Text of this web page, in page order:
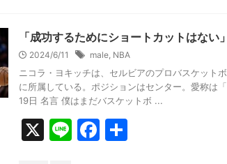
b
o
o
k
「成功するためにショートカットはない
2024/6/11 male, NBA
ニコラ・ヨキッチは、セルビアのプロバスケット
に所属している。ポジションはセンター。愛称は
19日 名言 僕はまだバスケットボ ...
X
Li F